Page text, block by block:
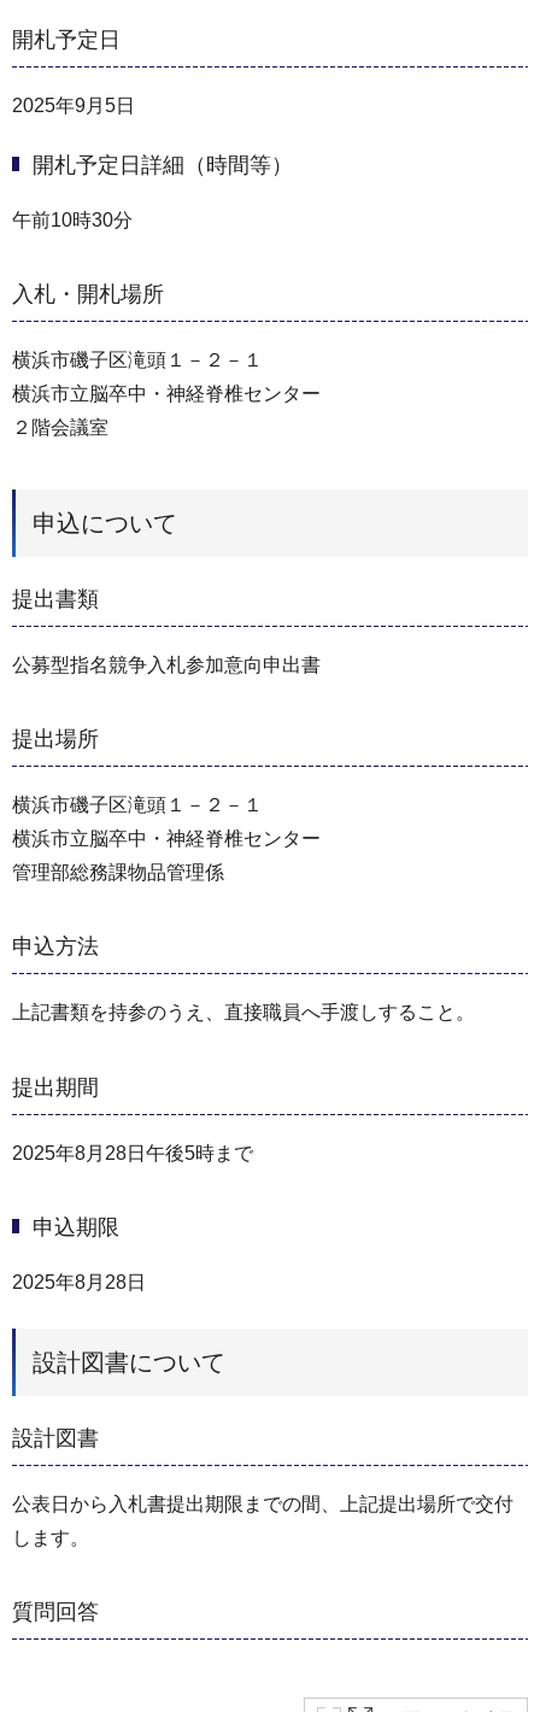
開札予定日
2025年9月5日
開札予定日詳細（時間等）
午前10時30分
入札・開札場所
横浜市磯子区滝頭１－２－１
横浜市立脳卒中・神経脊椎センター
２階会議室
申込について
提出書類
公募型指名競争入札参加意向申出書
提出場所
横浜市磯子区滝頭１－２－１
横浜市立脳卒中・神経脊椎センター
管理部総務課物品管理係
申込方法
上記書類を持参のうえ、直接職員へ手渡しすること。
提出期間
2025年8月28日午後5時まで
申込期限
2025年8月28日
設計図書について
設計図書
公表日から入札書提出期限までの間、上記提出場所で交付
します。
質問回答